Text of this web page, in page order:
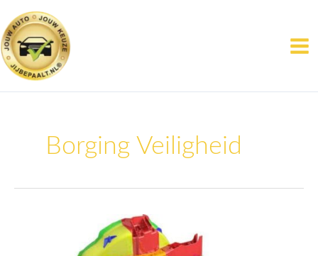
naar
de
inhoud
Borging Veiligheid